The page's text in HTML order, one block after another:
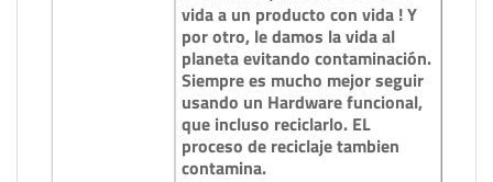
vida a un producto con vida ! Y
por otro, le damos la vida al
planeta evitando contaminación.
Siempre es mucho mejor seguir
usando un Hardware funcional,
que incluso reciclarlo. EL
proceso de reciclaje tambien
contamina.